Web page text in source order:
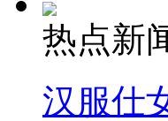
热点新
汉服仕